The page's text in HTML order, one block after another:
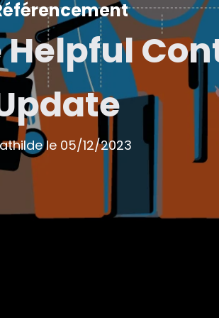
Helpful
le 05/12/2023